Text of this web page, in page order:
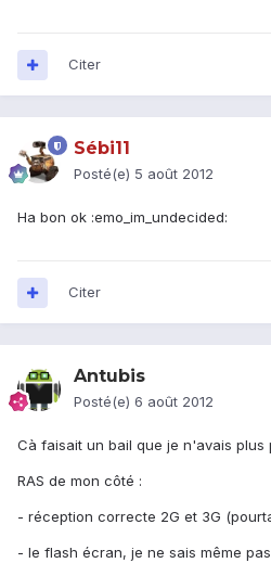
Citer
Sébi11
Posté(e) 5 août 2012
Ha bon ok :emo_im_undecided:
Citer
Antubis
Posté(e) 6 août 2012
Cà faisait un bail que je n'avais plus
RAS de mon côté :
- réception correcte 2G et 3G
- le flash écran, je ne sais même